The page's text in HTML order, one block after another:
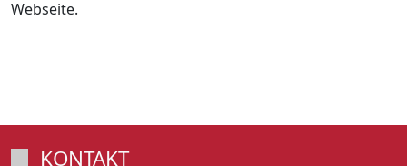
Webseite.
KONTAKT